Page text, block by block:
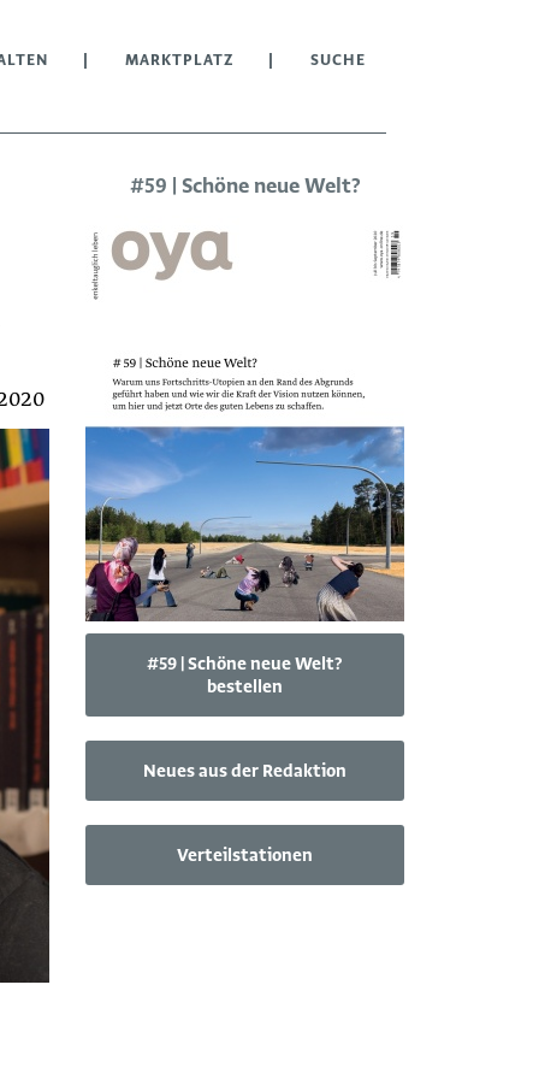
MARKTPLATZ SUCHE
#59 | Schöne neue Welt?
#59 | Schöne neue Welt?
bestellen
Neues aus der Redaktion
Verteilstationen